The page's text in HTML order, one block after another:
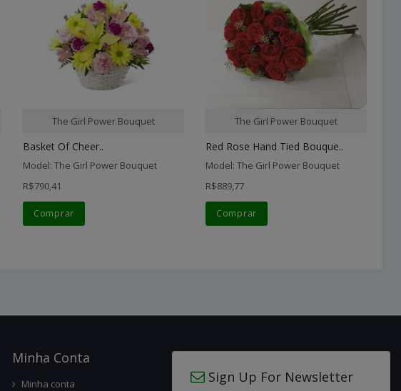
The Girl Power Bouquet
Basket Of Cheer..
Model: The Girl Power Bouquet
R$790,41
Comprar
The Girl Power Bouquet
Red Rose Hand Tied Bouque..
Model: The Girl Power Bouquet
R$889,77
Comprar
Minha Conta
Minha conta
Sign Up For Newsletter